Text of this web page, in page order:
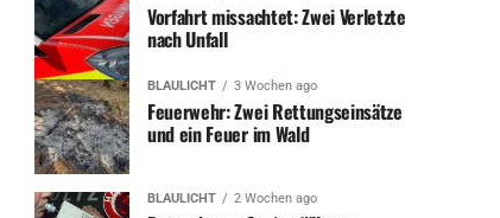
Vorfahrt missachtet: Zwei Verletzte
nach Unfall
BLAULICHT 3 Wochen ago
Feuerwehr: Zwei Rettungseinsätze
und ein Feuer im Wald
BLAULICHT 2 Wochen ago